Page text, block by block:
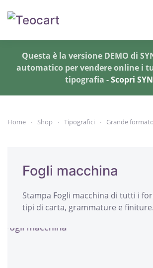
Skip to main content
Questa è la versione DEMO di
automatico per vendere online i
tipografia -Scopri
Home Shop Tipografici Grande formato
Fogli macchina
Stampa Fogli macchina di tutti i
tipi di carta, grammature e finiture.